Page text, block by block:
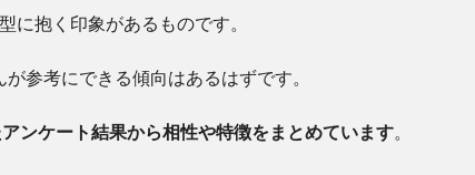
に抱く印象があるものです。
参考にできる傾向はあるはずです。
ンケート結果から相性や特徴をまとめています。